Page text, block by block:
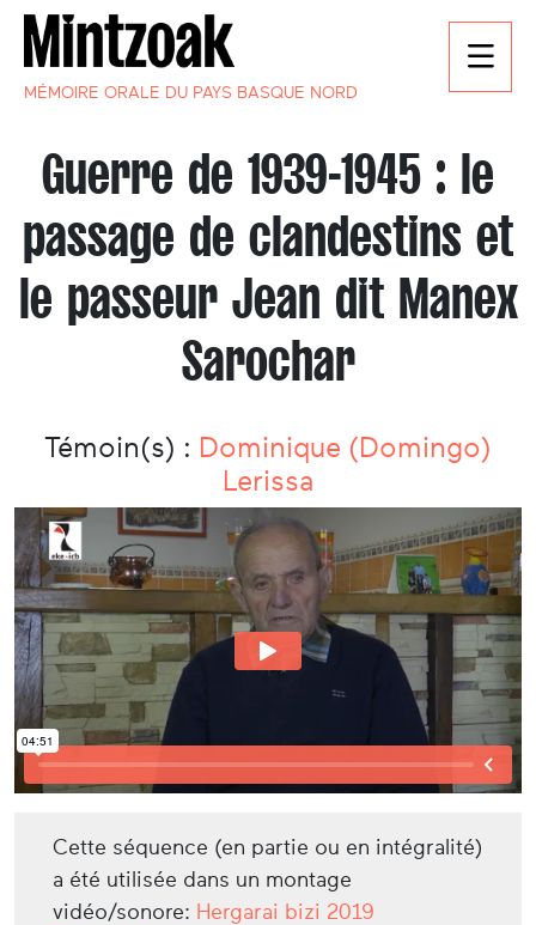
MÉMOIRE ORALE DU PAYS BASQUE NORD
Guerre de 1939-1945 : le
passage de clandestins et
le passeur Jean dit Manex
Sarochar
Témoin(s) : Dominique (Domingo)
Lerissa
Cette séquence (en partie ou en intégralité)
a été utilisée dans un montage
vidéo/sonore: Hergarai bizi 2019